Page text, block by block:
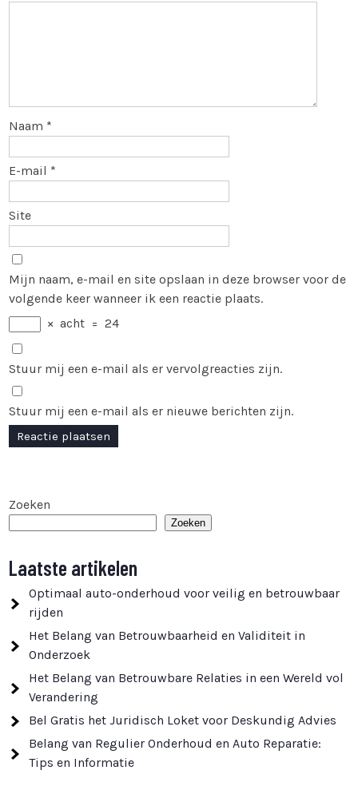
Naam *
E-mail *
Site
Mijn naam, e-mail en site opslaan in deze browser voor de
volgende keer wanneer ik een reactie plaats.
× acht = 24
Stuur mij een e-mail als er vervolgreacties zijn.
Stuur mij een e-mail als er nieuwe berichten zijn.
Zoeken
Zoeken
Laatste artikelen
Optimaal auto-onderhoud voor veilig en betrouwbaar
rijden
Het Belang van Betrouwbaarheid en Validiteit in
Onderzoek
Het Belang van Betrouwbare Relaties in een Wereld vol
Verandering
Bel Gratis het Juridisch Loket voor Deskundig Advies
Belang van Regulier Onderhoud en Auto Reparatie:
Tips en Informatie